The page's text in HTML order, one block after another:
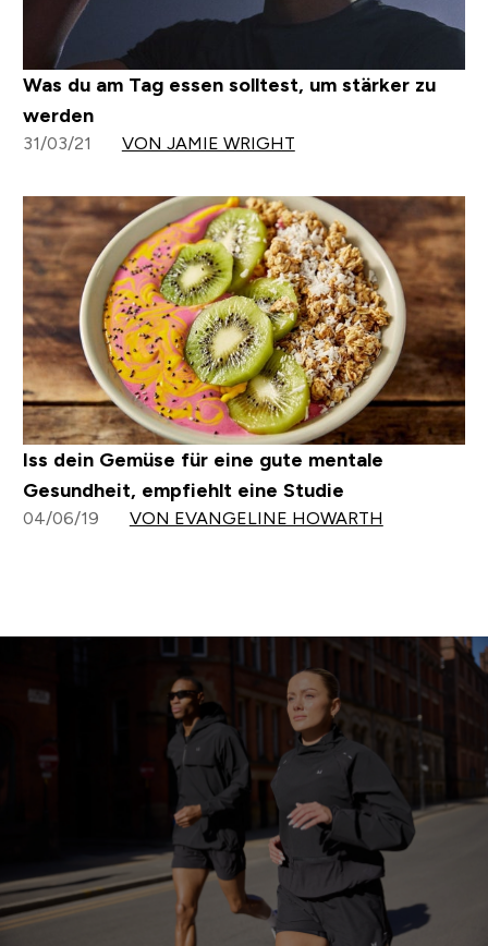
Was du am Tag essen solltest, um stärker zu
werden
31/03/21 VON JAMIE WRIGHT
Iss dein Gemüse für eine gute mentale
Gesundheit, empfiehlt eine Studie
04/06/19 VON EVANGELINE HOWARTH